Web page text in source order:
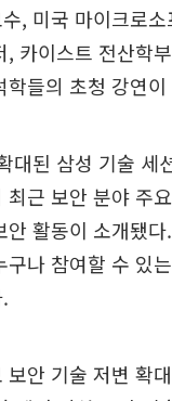
, 미국 마이크로
, 카이스트 전산학
학들의 초청 강연
대된 삼성 기술 세
최근 보안 분야 주
안 활동이 소개됐
구나 참여할 수 있
보안 기술 저변 확